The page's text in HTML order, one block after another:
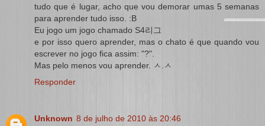
tudo que é lugar, acho que vou demorar umas 5 semanas
para aprender tudo isso. :B
Eu jogo um jogo chamado S4리그
e por isso quero aprender, mas o chato é que quando vou
escrever no jogo fica assim: "?".
Mas pelo menos vou aprender. ㅅ.ㅅ
Responder
Unknown 8 de julho de 2010 às 20:46